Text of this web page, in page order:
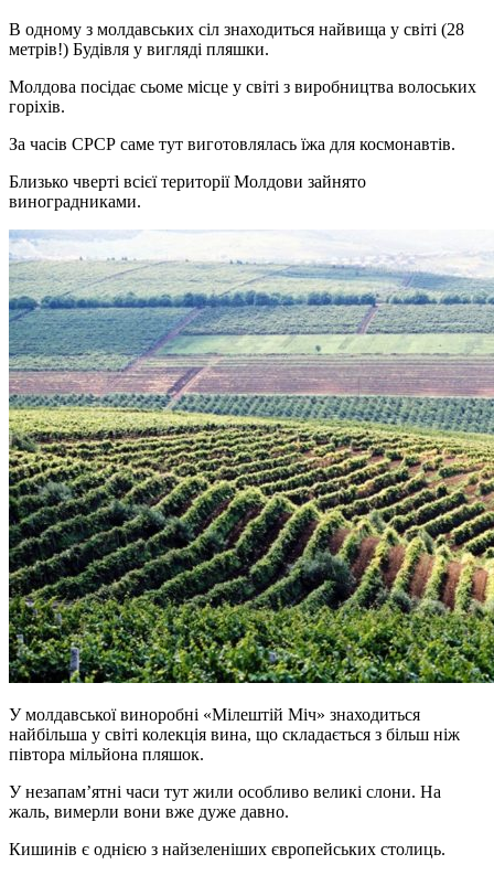
В одному з молдавських сіл знаходиться найвища у світі (28
метрів!) Будівля у вигляді пляшки.
Молдова посідає сьоме місце у світі з виробництва волоських
горіхів.
За часів СРСР саме тут виготовлялась їжа для космонавтів.
Близько чверті всієї території Молдови зайнято
виноградниками.
У молдавської виноробні «Мілештій Міч» знаходиться
найбільша у світі колекція вина, що складається з більш ніж
півтора мільйона пляшок.
У незапам’ятні часи тут жили особливо великі слони. На
жаль, вимерли вони вже дуже давно.
Кишинів є однією з найзеленіших європейських столиць.